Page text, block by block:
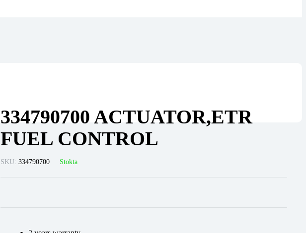
334790700 ACTUATOR,ETR
FUEL CONTROL
SKU:334790700 Stokta